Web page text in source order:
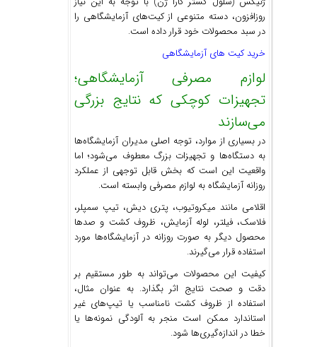
روزافزون، دسته متنوعی از کیت‌های آزمایشگاهی را
در سبد محصولات خود قرار داده است.
خرید کیت های آزمایشگاهی
لوازم مصرفی آزمایشگاهی؛
تجهیزات کوچکی که نتایج بزرگی
می‌سازند
در بسیاری از موارد، توجه اصلی مدیران آزمایشگاه‌ها
به دستگاه‌ها و تجهیزات بزرگ معطوف می‌شود؛ اما
واقعیت این است که بخش قابل توجهی از عملکرد
روزانه آزمایشگاه به لوازم مصرفی وابسته است.
اقلامی مانند میکروتیوب، پتری دیش، تیپ سمپلر،
فلاسک، فیلتر، لوله آزمایش، ظروف کشت و صدها
محصول دیگر به صورت روزانه در آزمایشگاه‌ها مورد
استفاده قرار می‌گیرند.
کیفیت این محصولات می‌تواند به طور مستقیم بر
دقت و صحت نتایج اثر بگذارد. به عنوان مثال،
استفاده از ظروف کشت نامناسب یا تیپ‌های غیر
استاندارد ممکن است منجر به آلودگی نمونه‌ها یا
خطا در اندازه‌گیری‌ها شود.